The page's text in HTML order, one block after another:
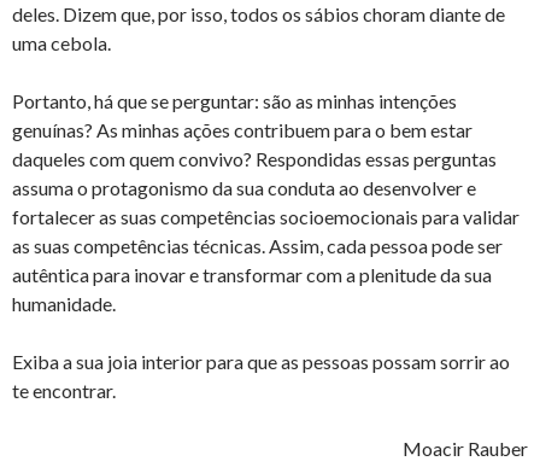
deles. Dizem que, por isso, todos os sábios choram diante de
uma cebola.
Portanto, há que se perguntar: são as minhas intenções
genuínas? As minhas ações contribuem para o bem estar
daqueles com quem convivo? Respondidas essas perguntas
assuma o protagonismo da sua conduta ao desenvolver e
fortalecer as suas competências socioemocionais para validar
as suas competências técnicas. Assim, cada pessoa pode ser
autêntica para inovar e transformar com a plenitude da sua
humanidade.
Exiba a sua joia interior para que as pessoas possam sorrir ao
te encontrar.
Moacir Rauber